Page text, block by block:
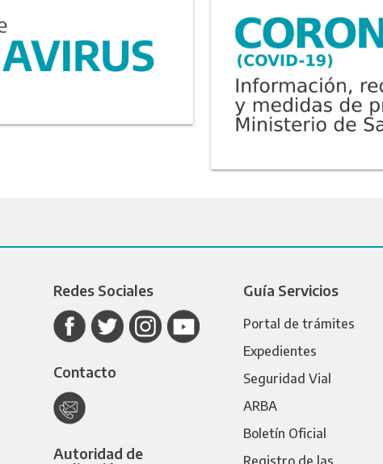
Redes Sociales
Contacto
Autoridad de
Guía Servicios
Portal de trámites
Expedientes
Seguridad Vial
ARBA
Boletín Oficial
Registro de las